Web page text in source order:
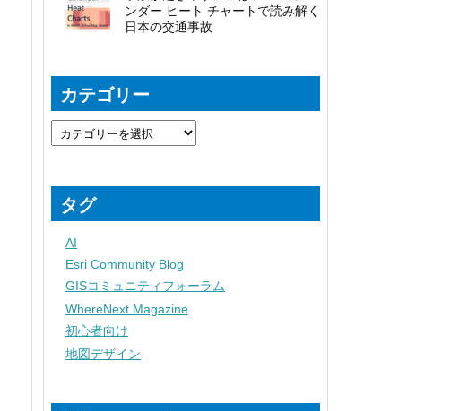
ンダー ヒート チャートで読み解く
日本の交通事故
カテゴリー
タグ
AI
Esri Community Blog
GISコミュニティフォーラム
WhereNext Magazine
初心者向け
地図デザイン